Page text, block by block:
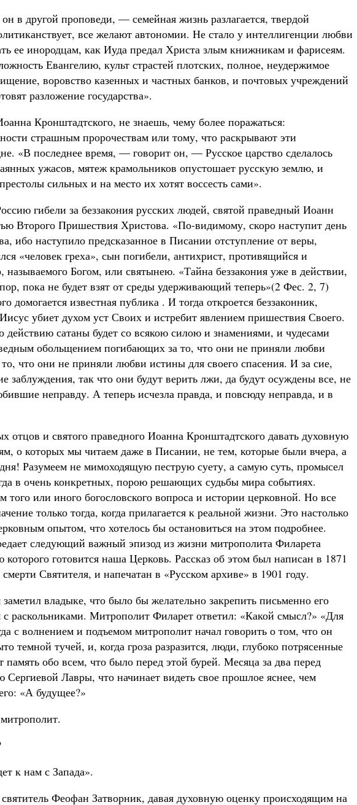
в другой проповеди, — семейная жизнь разлагается, твердой
все желают автономии. Не стало у интеллигенции любви
ее инородцам, как Иуда предал Христа злым книжникам и фарисеям.
Евангелию, культ страстей плотских, полное, неудержимое
воровство казенных и частных банков, и почтовых учреждений
разложение государства».
Кронштадтского, не знаешь, чему более поражаться:
страшным пророчествам или тому, что раскрывают эти
«В последнее время, — говорит он, — Русское царство сделалось
ужасов, мятеж крамольников опустошает русскую землю, и
сильных и на место их хотят воссесть сами».
гибели за беззакония русских людей, святой праведный Иоанн
Второго Пришествия Христова. «По-видимому, скоро наступит день
ибо наступило пред­ска­занное в Писании отступление от веры,
«человек греха», сын погибели, антихрист, противящийся и
Богом, или святынею. «Тайна беззакония уже в действии,
пока не будет взят от среды удерживающий теперь»(2 Фес. 2, 7)
домогается известная публика . И тогда откроется беззаконник,
убиет духом уст Своих и истребит явлением пришествия Своего.
действию сатаны будет со всякою силою и знамениями, и чудесами
обольщением погибающих за то, что они не приняли любви
что они не приняли любви истины для своего спасения. И за сие,
заблуждения, так что они будут верить лжи, да будут осуждены все, не
неправду. А теперь исчезла правда, и повсюду неправда, и в
отцов и святого праведного Иоанна Кронштадтского давать духовную
о которых мы читаем даже в Писании, не тем, которые были вчера, а
Разумеем не мимоходящую пеструю суету, а самую суть, промысел
в очень конкретных, порою решающих судьбы мира событиях.
того или иного богословского вопроса и истории церковной. Но все
только тогда, когда прилагается к реальной жизни. Это настолько
опытом, что хотелось бы остановиться на этом подробнее.
следующий важный эпизод из жизни митрополита Филарета
готовится наша Церковь. Рассказ об этом был написан в 1871
смерти Святителя, и напечатан в «Русском архиве» в 1901 году.
владыке, что было бы желательно закрепить письменно его
с раскольниками. Митрополит Филарет ответил: «Какой смысл?» «Для
с волнением и подъемом митрополит начал говорить о том, что он
темной тучей, и, когда гроза разразится, люди, глубоко потрясенные
память обо всем, что было перед этой бурей. Месяца за два перед
Сергиевой Лавры, что начинает видеть свое прошлое яснее, чем
«А будущее?»
к нам с Запада».
Феофан Затворник, давая духовную оценку происходящим на